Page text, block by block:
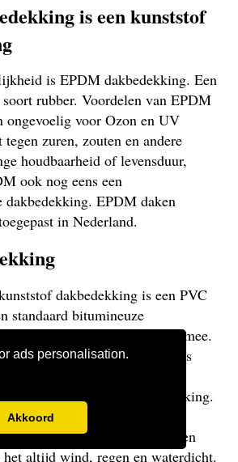
ads personalisation.
Akkoord
is een kunststof
is EPDM dakbedekking. Een
rubber. Voordelen van EPDM
ongevoelig voor Ozon en UV
tegen zuren, zouten en andere
houdbaarheid of levensduur,
ook nog eens een
EPDM daken
in Nederland.
dakbedekking is een PVC
standaard bitumineuze
veelal niet langer dan 15 jaar mee.
dak gaat veel langer mee en is
Een PVC dak heeft
als een EPDM dakbedekking.
iets minder lang mee dan een
uiteraard langer dan een bitumen
altijd wind, regen en waterdicht.